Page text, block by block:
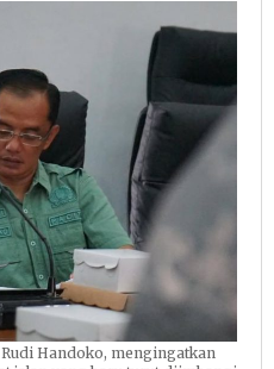
Tak
Kerja
Sendirian
Handoko, mengingatkan